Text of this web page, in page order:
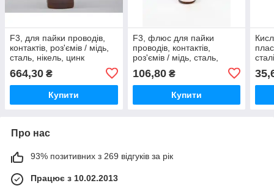
F3, для пайки проводів,
контактів, роз'ємів / мідь,
сталь, нікель, цинк
664,30 ₴
Купити
F3, флюс для пайки
проводів, контактів,
роз'ємів / мідь, сталь,
106,80₴
Купити
Про нас
93% позитивних з 269 відгуків за рік
Працює з 10.02.2013